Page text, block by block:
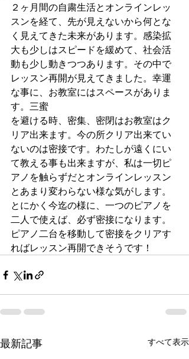
２ヶ月間の自粛生活とオンラインレッ
スンを経て、先が見えないから何とな
く見えてきた未来があります。感染拡
大も少しはスピードを緩めて、社会活
動も少し動きつつあります。その中で
レッスン再開が見えてきました。幸運
な事に、お教室にはスペースがありま
す。三蜜
を避ける時、密集、密閉はお教室はク
リア出来ます。今の所クリア出来てい
ないのは密接です。わたしが遠くにい
て教える事も出来ますが、私は一切ピ
アノを触らずだとオンラインレッスン
とあまり変わらない様な気がします。
とにかく今迄の様に、一つのピアノを
二人で使えば、必ず密接になります。
ピアノ二台を移動して密接をクリアす
ればレッスン再開できそうです！
最新記事 すべて表示